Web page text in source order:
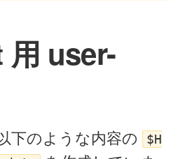
user-
下のような内容の
$H